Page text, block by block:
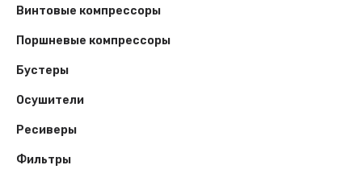
Винтовые компрессоры
Поршневые компрессоры
Бустеры
Осушители
Ресиверы
Фильтры